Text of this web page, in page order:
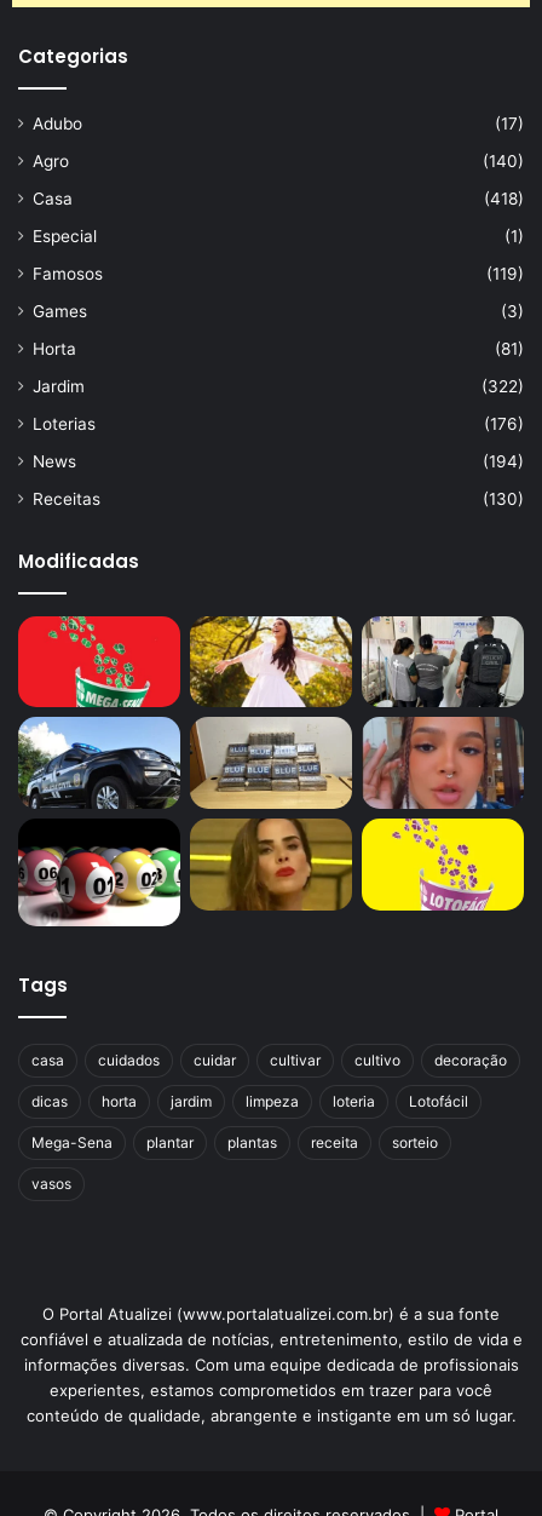
Categorias
Adubo
(17)
Agro
(140)
Casa
(418)
Especial
(1)
Famosos
(119)
Games
(3)
Horta
(81)
Jardim
(322)
Loterias
(176)
News
(194)
Receitas
(130)
Modificadas
Tags
casa cuidados cuidar cultivar cultivo decoração
dicas horta jardim limpeza loteria Lotofácil
Mega-Sena plantar plantas receita sorteio
vasos
O Portal Atualizei (www.portalatualizei.com.br) é a sua fonte
confiável e atualizada de notícias, entretenimento, estilo de vida e
informações diversas. Com uma equipe dedicada de profissionais
experientes, estamos comprometidos em trazer para você
conteúdo de qualidade, abrangente e instigante em um só lugar.